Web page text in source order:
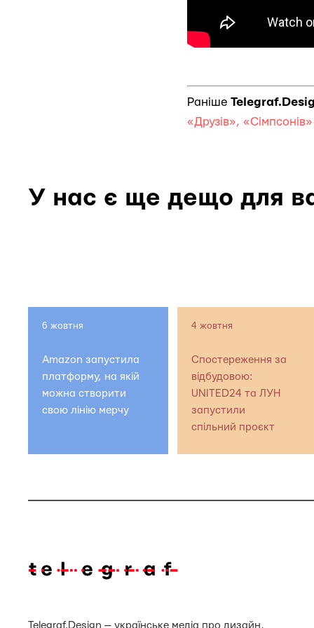
Раніше
«Друзів»,
У нас є ще дещо для
6 жовтня
Amazon запустила
платформу, на якій
можна створити
свою лінію мерчу
4 жовтня
Спостереження за
відбудовою:
UNITED24 та ЛУН
запустили
спільний проєкт
Telegraf.Design — українське медіа про дизайн,